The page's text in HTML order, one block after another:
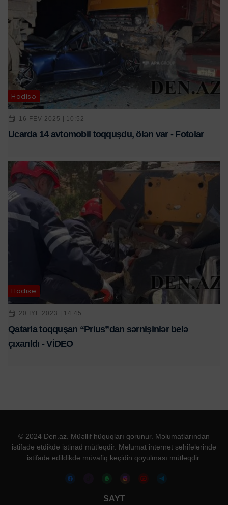
Hadisə
16 FEV 2025 | 10:52
Ucarda 14 avtomobil toqquşdu, ölən var - Fotolar
Hadisə
20 IYL 2023 | 14:45
Qatarla toqquşan “Prius”dan sərnişinlər belə
çıxarıldı - VİDEO
© 2024 Den.az. Müəllif hüquqları qorunur. Məlumatlarından
istifadə etdikdə istinad mütləqdir. Məlumat internet səhifələrində
istifadə edildikdə müvafiq keçidin qoyulması mütləqdir.
SAYT